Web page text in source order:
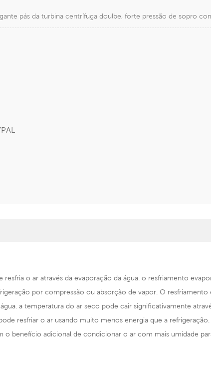
pás da turbina centrífuga doulbe, forte pressão de sopro
o ar através da evaporação da água. o resfriamento
por compressão ou absorção de vapor. O resfriamento
a temperatura do ar seco pode cair significativamente
resfriar o ar usando muito menos energia que a
benefício adicional de condicionar o ar com mais umidade